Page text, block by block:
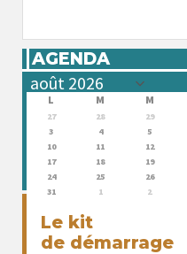
AGENDA
L M M
27 28 29
3
4 5
10
11 12
17
18 19
24
25 26
31
1 2
Le kit
de démarrage